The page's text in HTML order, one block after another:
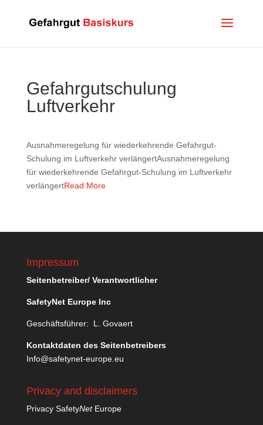
Gefahrgutschulung
Luftverkehr
Ausnahmeregelung für wiederkehrende Gefahrgut-
Schulung im Luftverkehr verlängertAusnahmeregelung
für wiederkehrende Gefahrgut-Schulung im Luftverkehr
verlängertRead More
Impressum
Seitenbetreiber/ Verantwortlicher
SafetyNet Europe Inc
Geschäftsführer: L. Govaert
Kontaktdaten des Seitenbetreibers
Info@safetynet-europe.eu
Privacy and disclaimers
Privacy SafetyNetEurope